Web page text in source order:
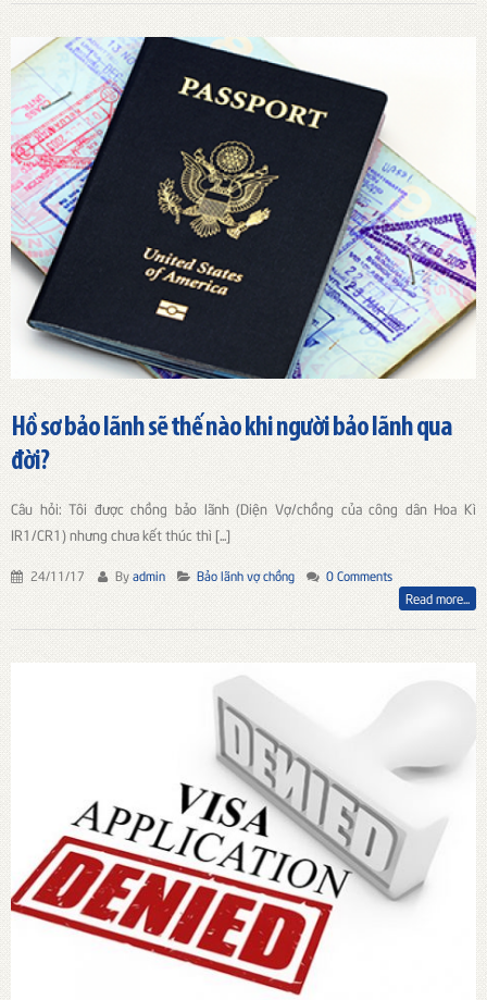
Hồ sơ bảo lãnh sẽ thế nào khi người bảo lãnh qua
đời?
Câu hỏi: Tôi được chồng bảo lãnh (Diện Vợ/chồng của công dân Hoa Kì
IR1/CR1) nhưng chưa kết thúc thì [...]
24/11/17 Byadmin Bảo lãnh vợ chồng 0 Comments
Read more...